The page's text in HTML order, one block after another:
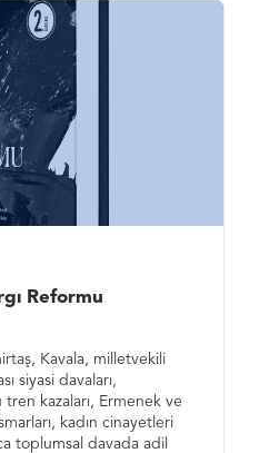
Reformu
Kavala, milletvekili
siyasi davaları,
kazaları, Ermenek ve
kadın cinayetleri
toplumsal davada adil